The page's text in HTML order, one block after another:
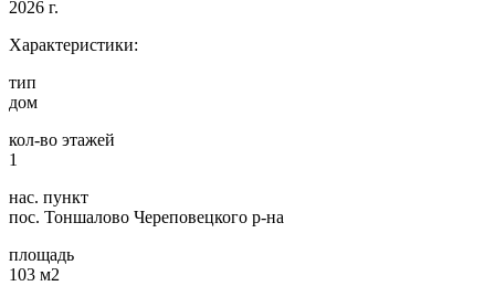
2026 г.
Характеристики:
тип
дом
кол-во этажей
1
нас. пункт
пос. Тоншалово Череповецкого р-на
площадь
103 м2